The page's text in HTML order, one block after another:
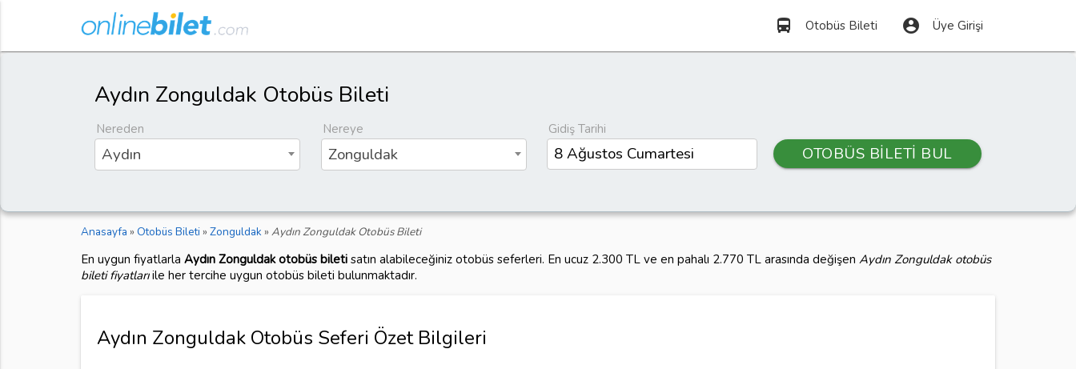
directions_bus Otobüs Bileti account_circle Üye Girişi
Aydın Zonguldak Otobüs Bileti
Nereden
Aydın
Nereye
Zonguldak
Gidiş Tarihi
OTOBÜS BİLETİ BUL
Anasayfa » Otobüs Bileti » Zonguldak » Aydın Zonguldak Otobüs Bileti
En uygun fiyatlarla Aydın Zonguldak otobüs biletisatın alabileceğiniz otobüs seferleri. En ucuz 2.300 TL ve en pahalı 2.770 TL arasında değişen Aydın Zonguldak otobüs
bileti fiyatlarıile her tercihe uygun otobüs bileti bulunmaktadır.
Aydın Zonguldak Otobüs Seferi Özet Bilgileri